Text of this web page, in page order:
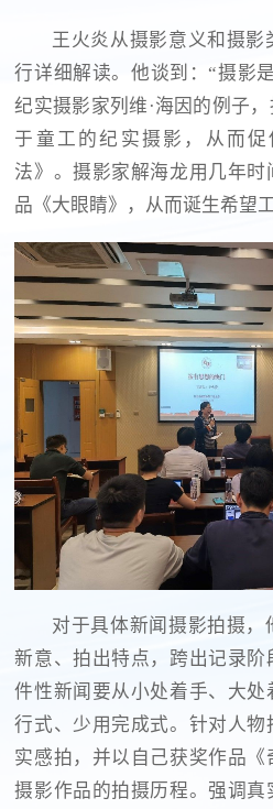
王火炎从摄影意义和摄
行详细解读。他谈到：“摄影
纪实摄影家列维·海因的例子
于童工的纪实摄影，从而
法》。摄影家解海龙用几年
品《大眼睛》，从而诞生希望工
对于具体新闻摄影拍摄
新意、拍出特点，跨出记录
件性新闻要从小处着手、大
行式、少用完成式。针对人
实感拍，并以自己获奖作品
摄影作品的拍摄历程。强调真